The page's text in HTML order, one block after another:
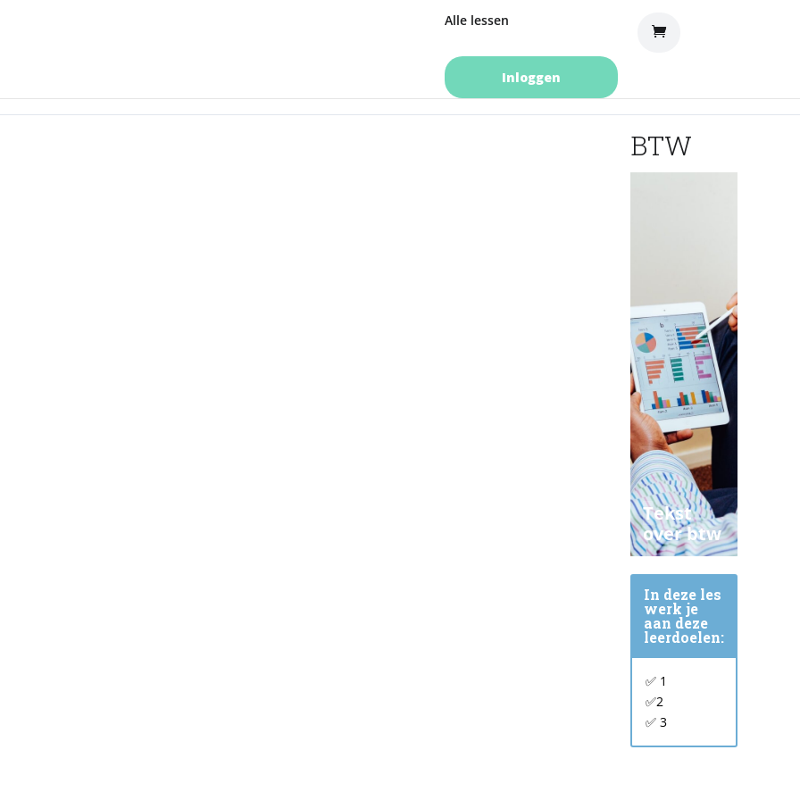
gekregen hebt. Hiermee kan jij
Alle lessen
Inloggen
BTW
Tekst
over btw
In deze les
werk je
aan deze
leerdoelen:
✅ 1
✅2
✅ 3